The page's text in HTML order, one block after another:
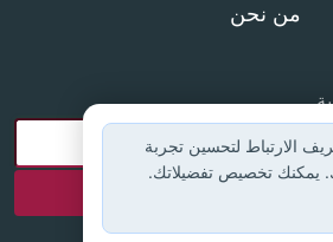
من نحن
الارتباط لتحسين تجربة
يمكنك تخصيص تفضيلاتك.